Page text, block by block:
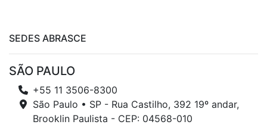
SEDES ABRASCE
SÃO PAULO
+55 11 3506-8300
São Paulo • SP - Rua Castilho, 392 19º andar,
Brooklin Paulista - CEP: 04568-010